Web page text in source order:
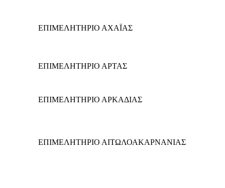
ΕΠΙΜΕΛΗΤΗΡΙΟ ΑΧΑΪΑΣ
ΕΠΙΜΕΛΗΤΗΡΙΟ ΑΡΤΑΣ
ΕΠΙΜΕΛΗΤΗΡΙΟ ΑΡΚΑΔΙΑΣ
ΕΠΙΜΕΛΗΤΗΡΙΟ ΑΙΤΩΛΟΑΚΑΡΝΑΝΙΑΣ